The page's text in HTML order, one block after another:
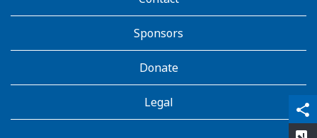
share
qr_code_scanner
content_copy
Sponsors
Donate
Legal